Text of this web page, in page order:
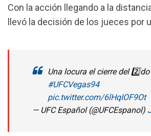
Con la acción llegando a la
llevó la decisión de los jueces por
Una locura el cierre del
#UFCVegas94
pic.twitter.com/6lHqIOF9Ot
— UFC Español (@UFCEspanol)